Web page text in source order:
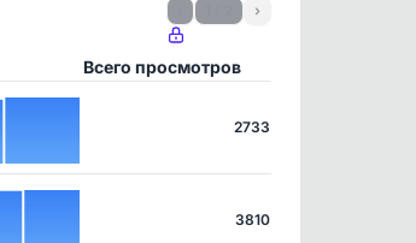
›
Всего просмотров
2733
3810